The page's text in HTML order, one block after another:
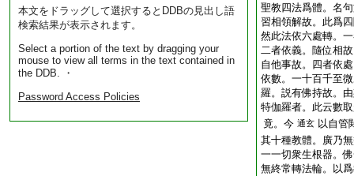
本文をドラッグして選択するとDDBの見出し語
検索結果が表示されます。
Select a portion of the text by dragging your
mouse to view all terms in the text contained in
the DDB. ・
Password Access Policies
聖教四法爲體。名
習相領解故。此爲
然此法依六處轉。
二者依義。隨位相
自他事故。四者依
依數。一十百千至
羅。説有佛持故。
特伽羅者。此云數
竟。今 通玄 以自管
其十種教體。廣乃
一一切衆生根器。
無終常轉法輪。以